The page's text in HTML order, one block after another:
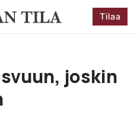
Tilaa
joskin